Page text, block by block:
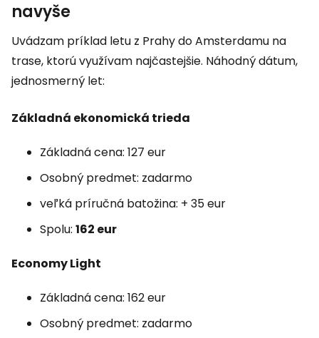
navyše
Uvádzam príklad letu z Prahy do Amsterdamu na
trase, ktorú využívam najčastejšie. Náhodný dátum,
jednosmerný let:
Základná ekonomická trieda
Základná cena: 127 eur
Osobný predmet: zadarmo
veľká príručná batožina: + 35 eur
Spolu: 162 eur
Economy Light
Základná cena: 162 eur
Osobný predmet: zadarmo